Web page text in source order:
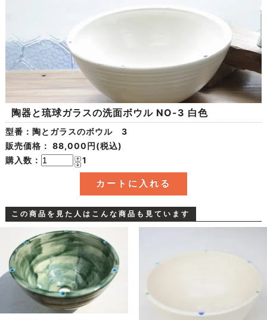
陶器と琉球ガラスの洗面ボウル NO-3 白色
型番：陶とガラスのボウル 3
販売価格： 88,000円(税込)
購入数：
1
この商品を見た人はこんな商品も見ています